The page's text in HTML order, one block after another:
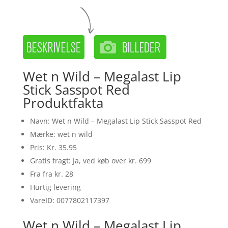
Wet n Wild – Megalast Lip
Stick Sasspot Red
Produktfakta
Navn: Wet n Wild – Megalast Lip Stick Sasspot Red
Mærke: wet n wild
Pris: Kr. 35.95
Gratis fragt: Ja, ved køb over kr. 699
Fra fra kr. 28
Hurtig levering
VareID: 0077802117397